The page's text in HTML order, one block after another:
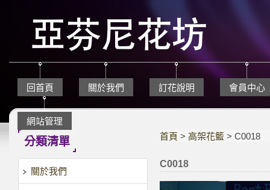
回首頁 關於我們 訂花說明 會員中心
網站管理
分類清單
關於我們
首頁 >高架花籃 > C0018
C0018